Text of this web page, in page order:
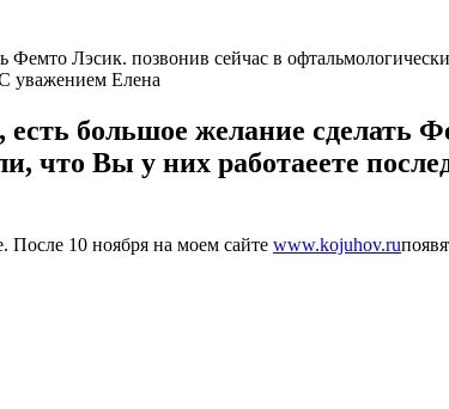
Лэсик. позвонив сейчас в
уважением Елена
большое желание сделать
что Вы у них работаеете
После 10 ноября на моем сайте www.kojuhov.ru